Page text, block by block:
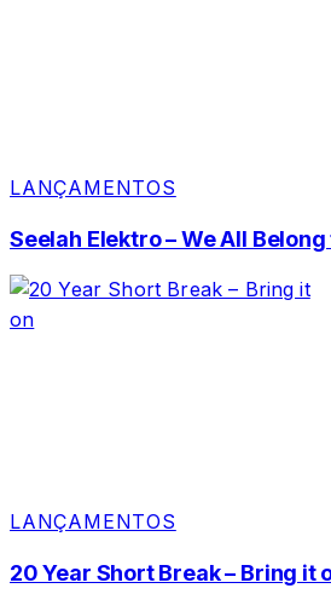
LANÇAMENTOS
Seelah Elektro – We All Belong
LANÇAMENTOS
20 Year Short Break – Bring it